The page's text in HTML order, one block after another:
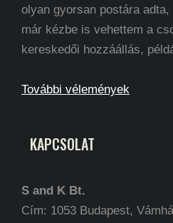
olyan gyorsan postára adta,
már kézbe is vehettem a
kereskedői hozzáállás,
További vélemények
KAPCSOLAT
S and K Bt.
Cím: 1053 Budapest,